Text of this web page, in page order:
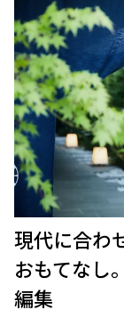
現代に合わ
おもてなし
編集